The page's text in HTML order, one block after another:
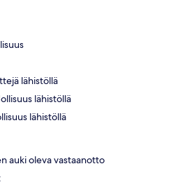
lähistöllä
lähistöllä
lähistöllä
auki oleva vastaanotto